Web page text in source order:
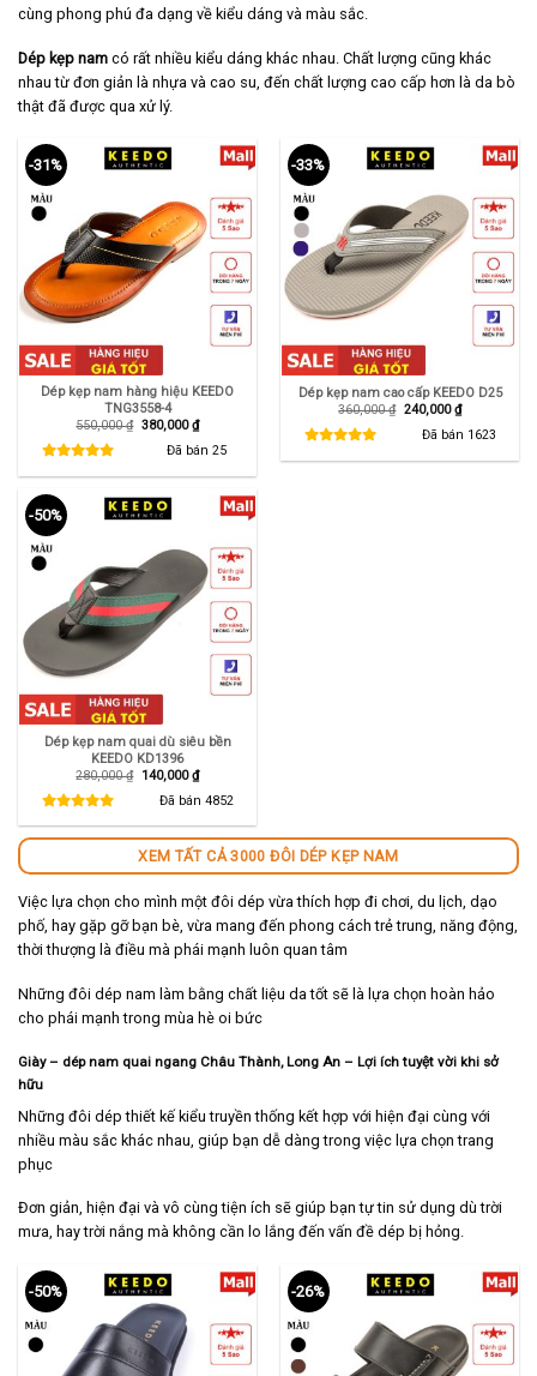
cùng phong phú đa dạng về kiểu dáng và màu sắc.
Dép kẹp nam có rất nhiều kiểu dáng khác nhau. Chất lượng cũng khác
nhau từ đơn giản là nhựa và cao su, đến chất lượng cao cấp hơn là da bò
thật đã được qua xử lý.
-31%
Dép kẹp nam hàng hiệu KEEDO
TNG3558-4
550,000₫ Giá
380,000₫Giá
hiện
tại
Đã bán 25
-33%
Dép kẹp nam cao cấp KEEDO D25
360,000₫ Giá
240,000₫Giá
hiện
tại
Đã bán 1623
-50%
Dép kẹp nam quai dù siêu bền
KEEDO KD1396
280,000₫ Giá
280,000 ₫.
140,000₫Giá
hiện
tại
là:
140,000 ₫.
Đã bán 4852
XEM TẤT CẢ 3000 ĐÔI DÉP KẸP NAM
Việc lựa chọn cho mình một đôi dép vừa thích hợp đi chơi, du lịch, dạo
phố, hay gặp gỡ bạn bè, vừa mang đến phong cách trẻ trung, năng động,
thời thượng là điều mà phái mạnh luôn quan tâm
Những đôi dép nam làm bằng chất liệu da tốt sẽ là lựa chọn hoàn hảo
cho phái mạnh trong mùa hè oi bức
Giày – dép nam quai ngang Châu Thành, Long An – Lợi ích tuyệt vời khi sở
hữu
Những đôi dép thiết kế kiểu truyền thống kết hợp với hiện đại cùng với
nhiều màu sắc khác nhau, giúp bạn dễ dàng trong việc lựa chọn trang
phục
Đơn giản, hiện đại và vô cùng tiện ích sẽ giúp bạn tự tin sử dụng dù trời
mưa, hay trời nắng mà không cần lo lắng đến vấn đề dép bị hỏng.
-50% -26%